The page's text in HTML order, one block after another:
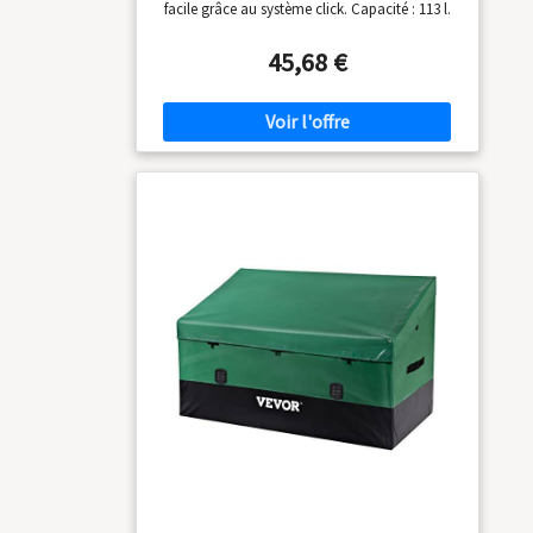
pour la commodité
rangement de
comprend des
poignées latérales
pour un transport
inclus), et des
hydrauliques pour
éviter les
claquements
accidentels, assurant
facilité d'utilisation et
sécurité Design
facile grâce au système click. Capacité : 113 l.
coussins, jouets, outils et articles de jardin.
45,68 €